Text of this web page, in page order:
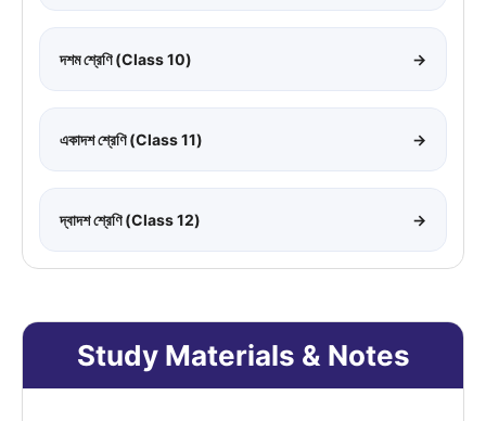
দশম শ্রেণি (Class 10) →
একাদশ শ্রেণি (Class 11) →
দ্বাদশ শ্রেণি (Class 12) →
Study Materials & Notes